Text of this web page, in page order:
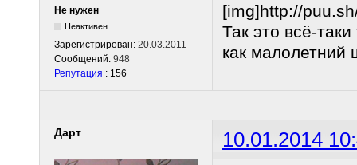
Не нужен
Неактивен
Зарегистрирован: 20.03.2011
Сообщений: 948
Репутация : 156
[img]http://
Так это всё-
как малолетний
Дарт 10.01.2014